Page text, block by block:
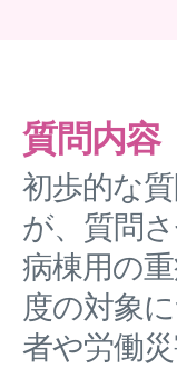
質問内容
初歩的な
が、質問
病棟用の
度の対象
者や労働